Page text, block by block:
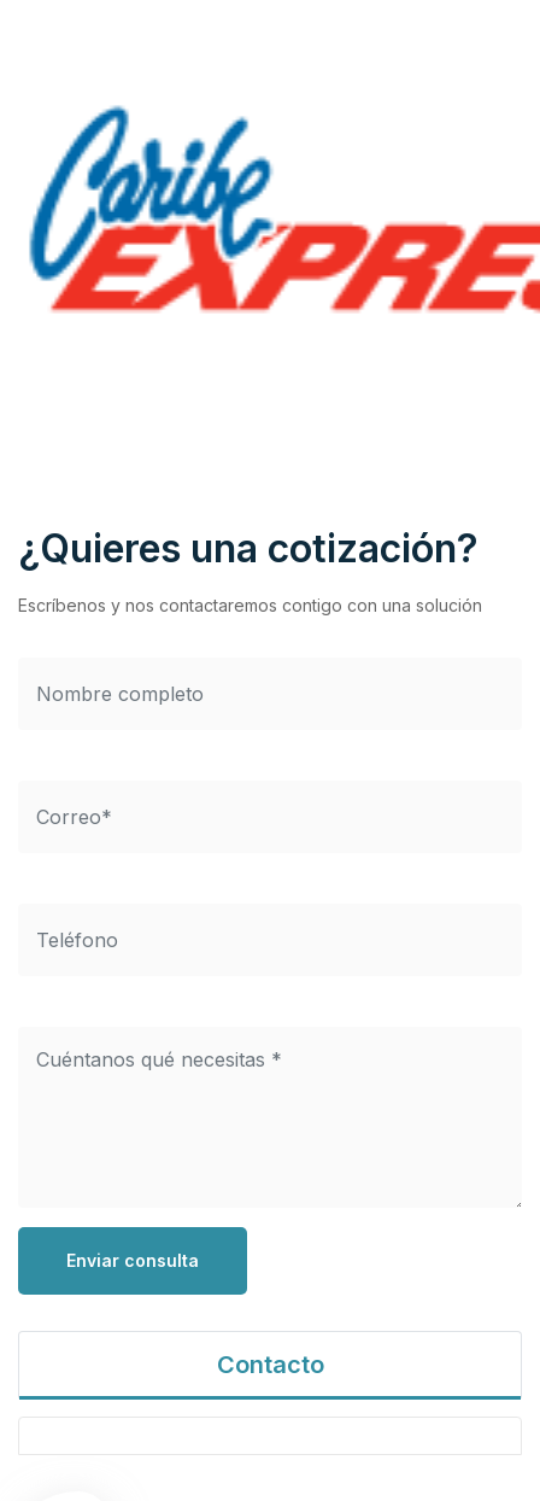
¿Quieres una cotización?
Escríbenos y nos contactaremos contigo con una solución
Enviar consulta
Contacto